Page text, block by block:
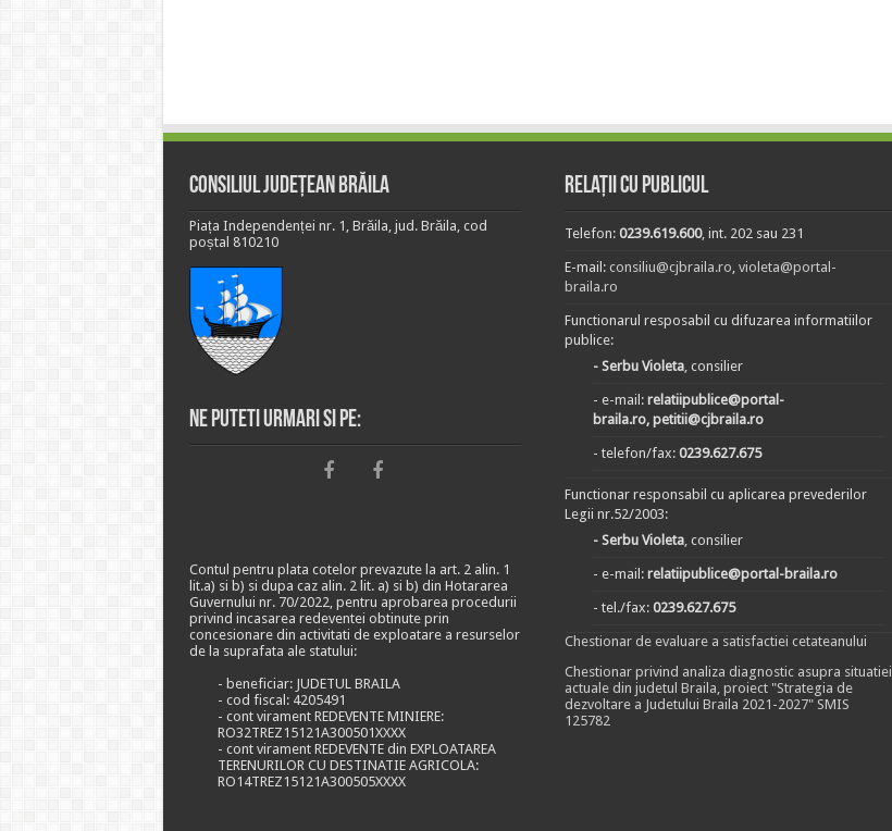
Consiliul Județean Brăila
Piața Independenței nr. 1, Brăila, jud. Brăila, cod
poștal 810210
Ne puteti urmari si pe:
Contul pentru plata cotelor prevazute la art. 2 alin. 1
lit.a) si b) si dupa caz alin. 2 lit. a) si b) din Hotararea
Guvernului nr. 70/2022, pentru aprobarea procedurii
privind incasarea redeventei obtinute prin
concesionare din activitati de exploatare a resurselor
de la suprafata ale statului:
- beneficiar: JUDETUL BRAILA
- cod fiscal: 4205491
- cont virament REDEVENTE MINIERE:
RO32TREZ15121A300501XXXX
- cont virament REDEVENTE din EXPLOATAREA
TERENURILOR CU DESTINATIE AGRICOLA:
RO14TREZ15121A300505XXXX
Relații cu publicul
Telefon:0239.619.600, int. 202 sau 231
E-mail:consiliu@cjbraila.ro,violeta@portal-
braila.ro
Functionarul resposabil cu difuzarea informatiilor
publice:
- Serbu Violeta, consilier
- e-mail:relatiipublice@portal-
braila.ro, petitii@cjbraila.ro
- telefon/fax:0239.627.675
Functionar responsabil cu aplicarea prevederilor
Legii nr.52/2003:
- Serbu Violeta, consilier
- e-mail:relatiipublice@portal-braila.ro
- tel./fax:0239.627.675
Chestionar de evaluare a satisfactiei cetateanului
Chestionar privind analiza diagnostic asupra situatiei
actuale din judetul Braila, proiect "Strategia de
dezvoltare a Judetului Braila 2021-2027" SMIS
125782